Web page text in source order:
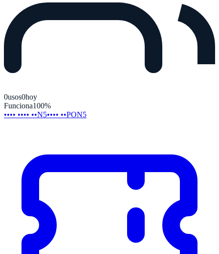
0usos0hoy
Funciona100%
•••• •••• ••N5•••• ••PON5